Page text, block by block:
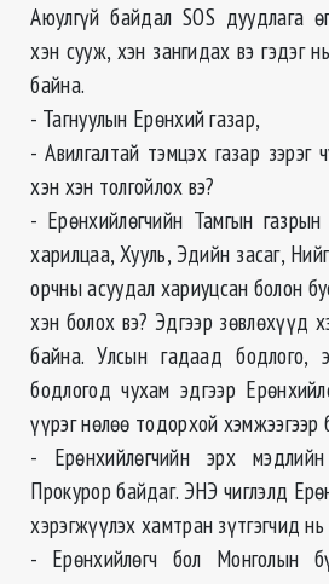
Аюулгүй байдал SOS дуудлага
хэн сууж, хэн зангидах вэ гэдэг
байна.
- Тагнуулын Ерөнхий газар,
- Авилгалтай тэмцэх газар зэрэг
хэн хэн толгойлох вэ?
- Ерөнхийлөгчийн Тамгын
харилцаа, Хууль, Эдийн засаг,
орчны асуудал хариуцсан болон
хэн болох вэ? Эдгээр зөвлөхүүд
байна. Улсын гадаад бодлого,
бодлогод чухам эдгээр
үүрэг нөлөө тодорхой хэмжээгээр
- Ерөнхийлөгчийн эрх
Прокурор байдаг. ЭНЭ чиглэлд
хэрэгжүүлэх хамтран зүтгэгчид
- Ерөнхийлөгч бол Монголын